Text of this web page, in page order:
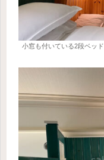
小窓も付いている2段ベッド